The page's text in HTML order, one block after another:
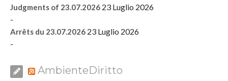
Judgments of 23.07.2026 23 Luglio 2026
-
Arrêts du 23.07.2026 23 Luglio 2026
-
AmbienteDiritto